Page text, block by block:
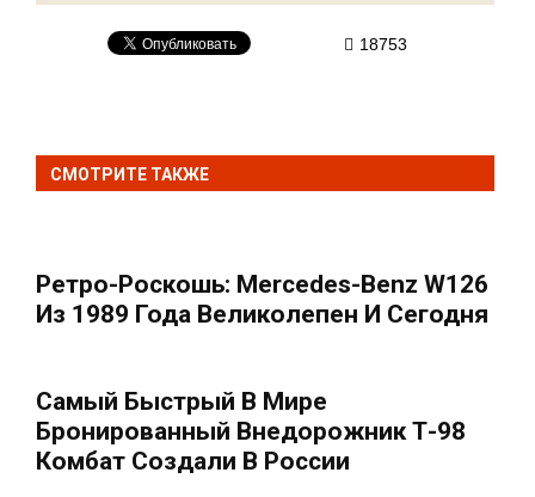
18753
СМОТРИТЕ ТАКЖЕ
Ретро-Роскошь: Mercedes-Benz W126
Из 1989 Года Великолепен И Сегодня
Самый Быстрый В Мире
Бронированный Внедорожник Т-98
Комбат Создали В России